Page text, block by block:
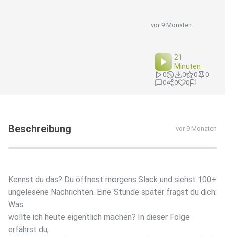
vor 9 Monaten
21
Minuten
0 0 0
0
0
0 0
Beschreibung vor 9 Monaten
Kennst du das? Du öffnest morgens Slack und siehst 100+
ungelesene Nachrichten. Eine Stunde später fragst du dich:
Was
wollte ich heute eigentlich machen? In dieser Folge
erfährst du,